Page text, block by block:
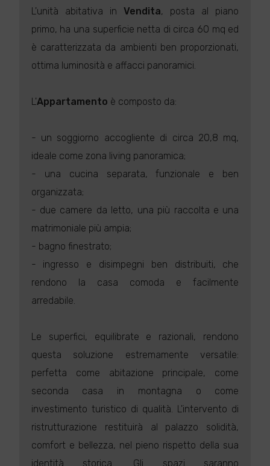
L'unità abitativa in Vendita, posta al piano
primo, ha una superficie netta di circa 60 mq ed
è caratterizzata da ambienti ben proporzionati,
ottima luminosità e affacci panoramici.
L'Appartamento è composto da:
- un soggiorno accogliente di circa 20,8 mq,
ideale come zona living panoramica;
- una cucina separata, funzionale e ben
organizzata;
- due camere da letto, una più raccolta e una
matrimoniale più ampia;
- bagno finestrato;
- ingresso e disimpegni ben distribuiti, che
rendono la casa comoda e facilmente
arredabile.
Le superfici, equilibrate e razionali, rendono
questa soluzione estremamente versatile:
perfetta come abitazione principale, come
seconda casa in montagna o come
investimento turistico di qualità. L'intervento di
ristrutturazione restituirà al palazzo solidità,
comfort e bellezza, nel pieno rispetto della sua
identità storica. Gli spazi saranno